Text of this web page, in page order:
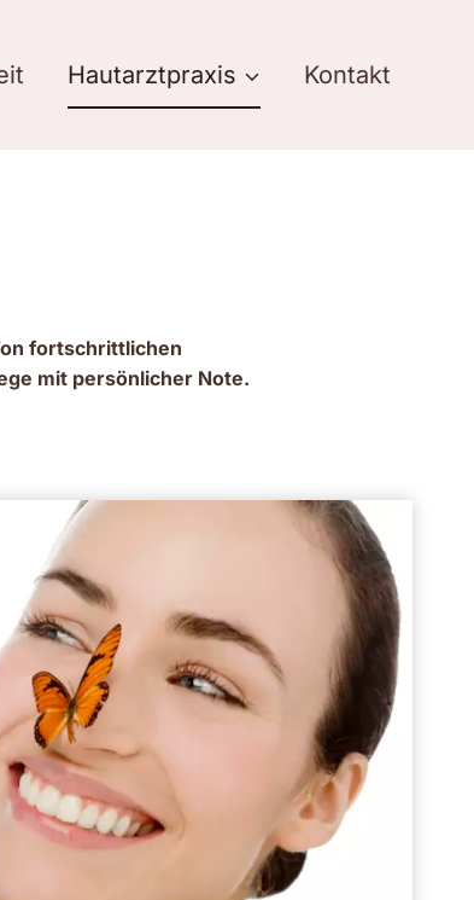
Hautarztpraxis Kontakt
fortschrittlichen
mit persönlicher Note.